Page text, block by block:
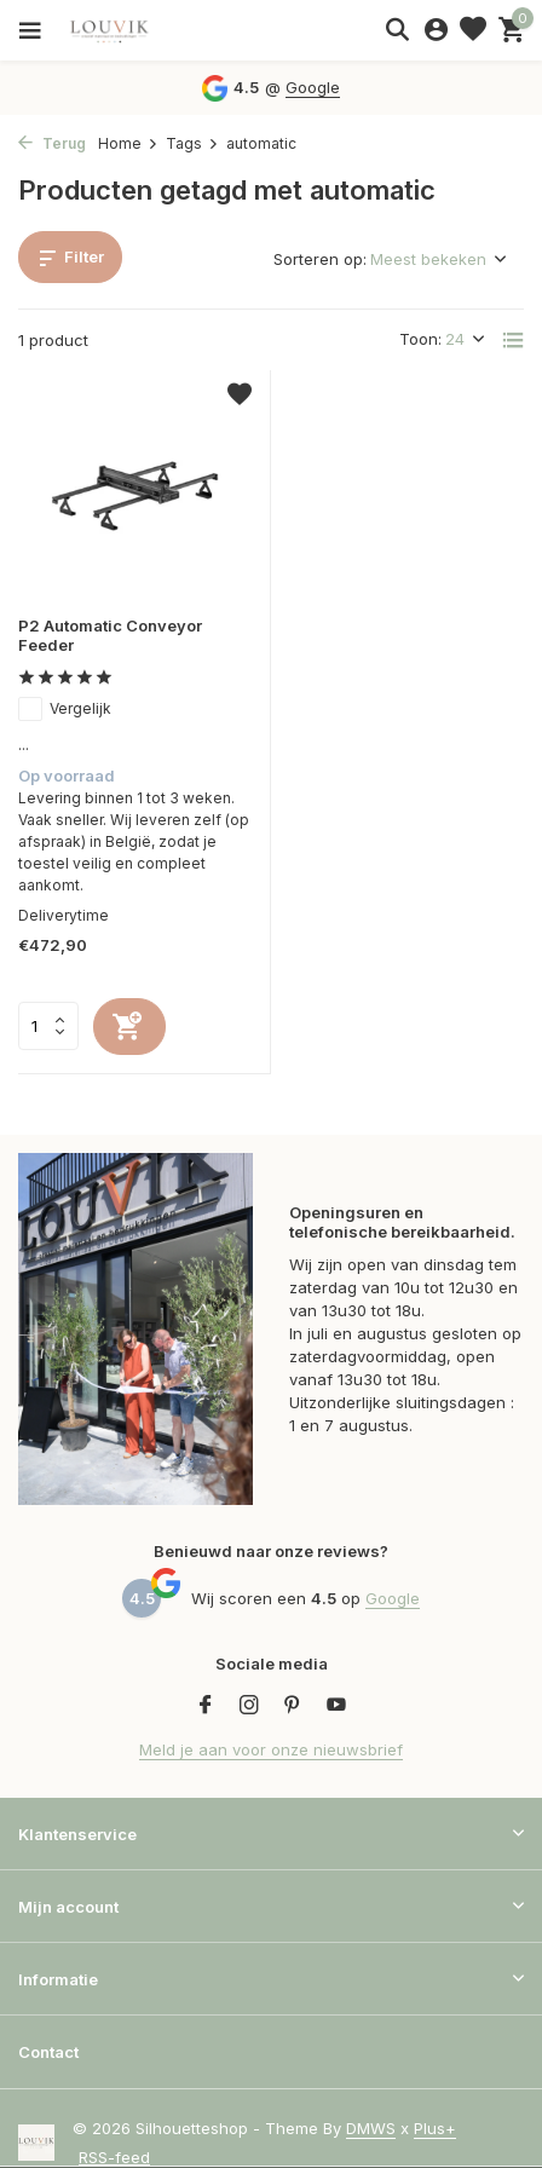
0
4.5 @Google
Terug Home Tags automatic
Producten getagd met automatic
Filter
1 product Toon:
Sorteren op:
P2 Automatic Conveyor
Feeder
Vergelijk
...
Op voorraad
Levering binnen 1 tot 3 weken.
Vaak sneller. Wij leveren zelf (op
afspraak) in België, zodat je
toestel veilig en compleet
aankomt.
Deliverytime
€472,90
Openingsuren en
telefonische bereikbaarheid.
Wij zijn open van dinsdag tem
zaterdag van 10u tot 12u30 en
van 13u30 tot 18u.
In juli en augustus gesloten op
zaterdagvoormiddag, open
vanaf 13u30 tot 18u.
Uitzonderlijke sluitingsdagen :
1 en 7 augustus.
Benieuwd naar onze reviews?
4.5 Wij scoren een 4.5 op Google
Sociale media
Meld je aan voor onze nieuwsbrief
Klantenservice
Mijn account
Informatie
Contact
© 2026 Silhouetteshop - Theme By DMWS x Plus+
RSS-feed